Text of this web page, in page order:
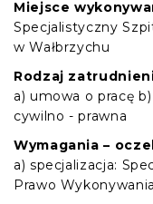
Miejsce
Specjalistyczny
w Wałbrzychu
Rodzaj
a) umowa o pracę
cywilno - prawna
Wymagania –
a) specjalizacja:
Prawo